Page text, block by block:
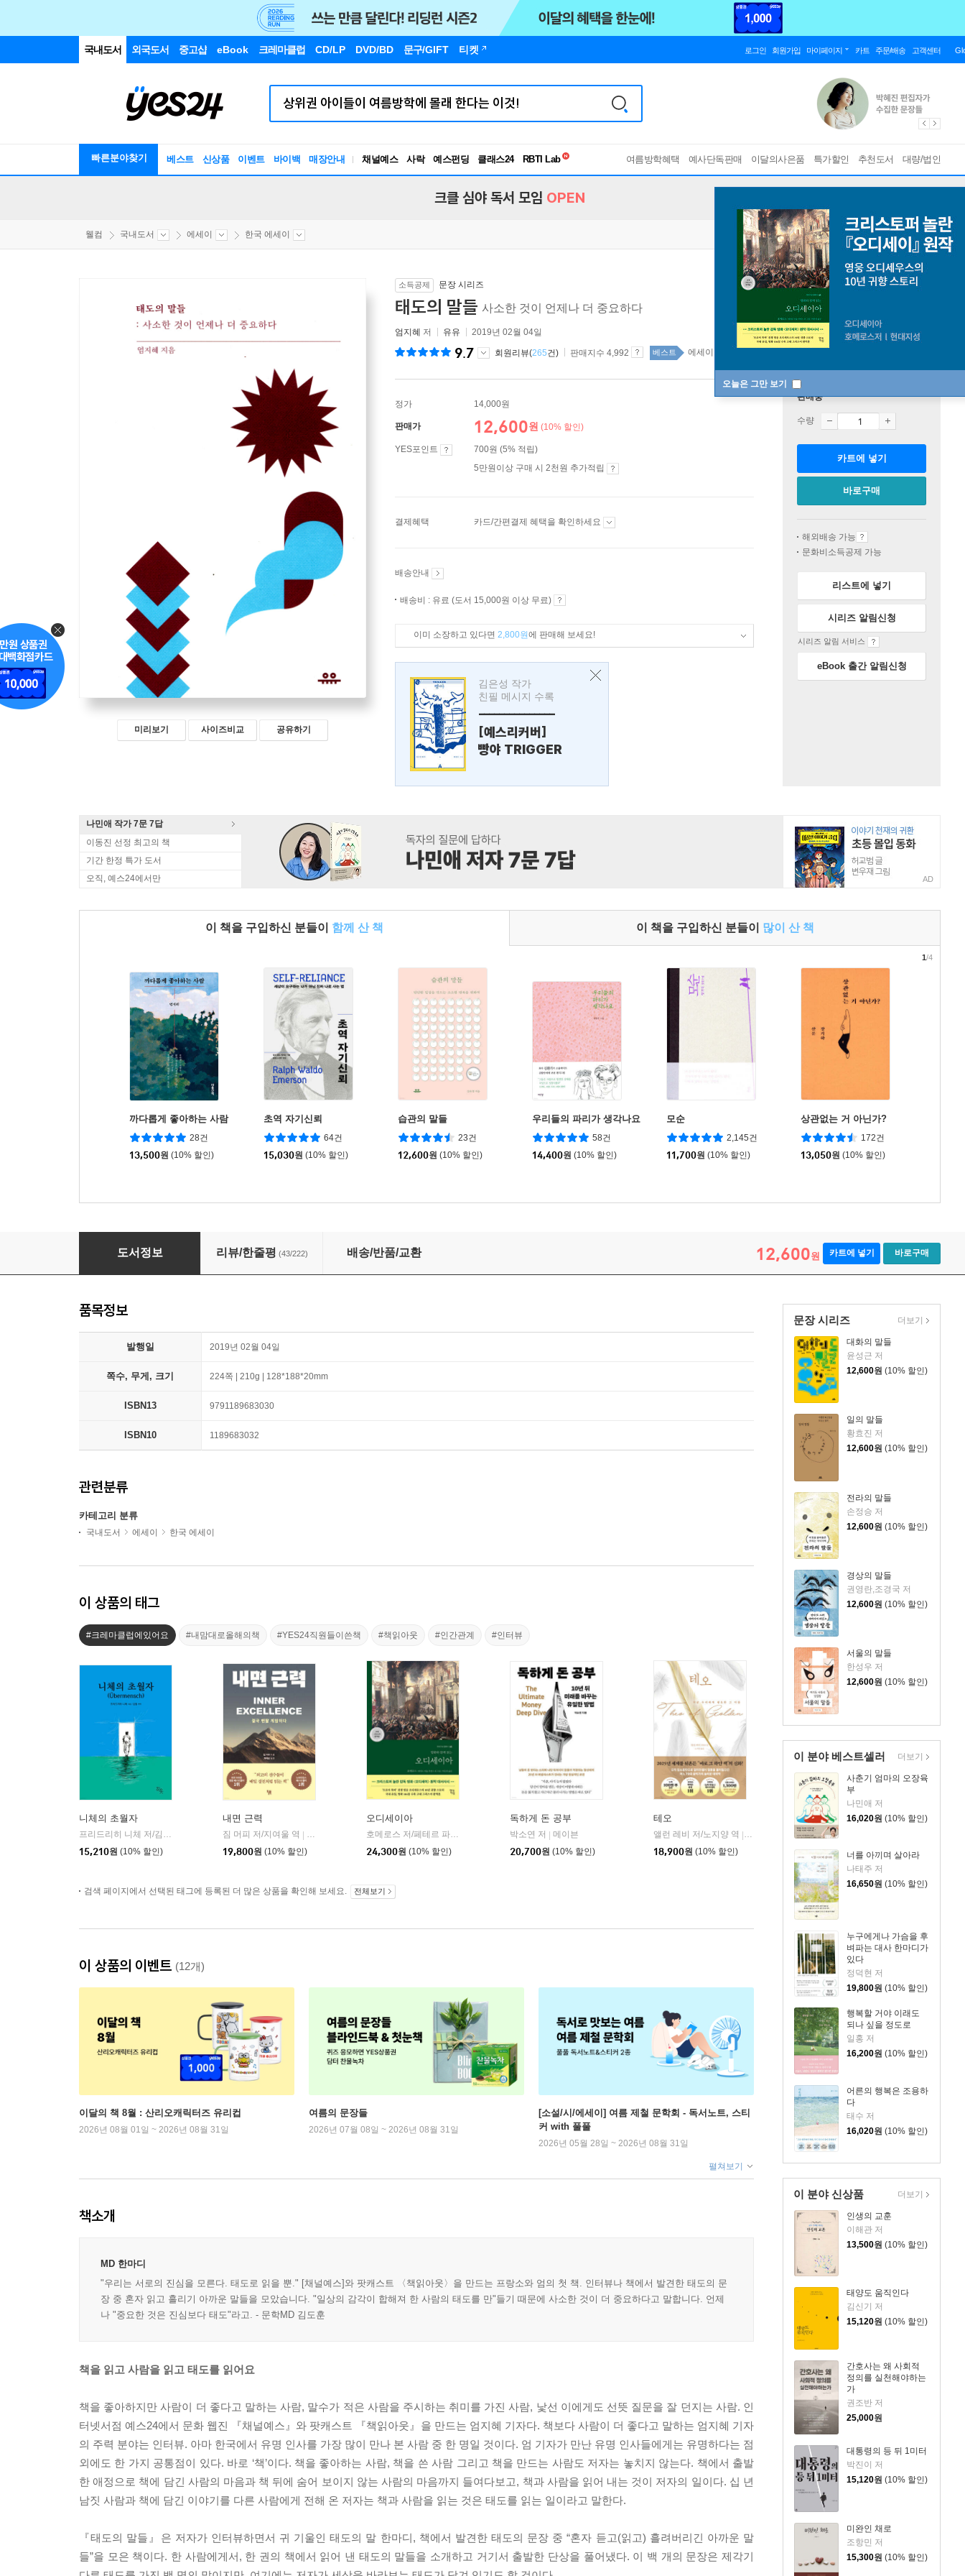
국내도서 외국도서 중고샵 eBook 크레마클럽 CD/LP DVD/BD 문구/GIFT 티켓 로그인 회원가입 마이페이지 카트 주문/배송 고객센터
빠른분야찾기 베스트 신상품 이벤트 바이백 매장안내 채널예스 사락 예스펀딩 클래스24
RBTI Lab
독서유형검사
여름방학혜택 예사단독판매 이달의사은품 특가할인 추천도서 대량/법인
오늘은 그만 보기
크클 심야 독서 모임 OPEN
웰컴 국내도서 에세이 한국 에세이
미리보기 사이즈비교 공유하기
소득공제 문장 시리즈
태도의 말들 사소한 것이 언제나 더 중요하다
엄지혜 저 유유 2019년 02월 04일
9.7 회원리뷰(265건) 판매지수 4,992 베스트 에세이 top100 44주
정가 14,000원
판매가 12,600원 (10% 할인)
YES포인트
700원 (5% 적립)
5만원이상 구매 시 2천원 추가적립
결제혜택 카드/간편결제 혜택을 확인하세요
배송안내
배송비 : 유료 (도서 15,000원 이상 무료)
이미 소장하고 있다면 2,800원에 판매해 보세요!
김은성 작가
친필 메시지 수록
---------------
[예스리커버]
빵야 TRIGGER
판매중
수량
카트에 넣기
바로구매
해외배송 가능
문화비소득공제 가능
리스트에 넣기
시리즈 알림신청
시리즈 알림 서비스
eBook 출간 알림신청
나민애 작가 7문 7답
이동진 선정 최고의 책
기간 한정 특가 도서
오직, 예스24에서만
AD
이 책을 구입하신 분들이 함께 산 책 이 책을 구입하신 분들이 많이 산 책
까다롭게 좋아하는 사람
28건
13,500원 (10% 할인)
초역 자기신뢰
64건
15,030원 (10% 할인)
습관의 말들
23건
12,600원 (10% 할인)
우리들의 파리가 생각나요
58건
14,400원 (10% 할인)
모순
2,145건
11,700원 (10% 할인)
상관없는 거 아닌가?
172건
13,050원 (10% 할인)
1/4
태도의 말들
도서정보 리뷰/한줄평 (43/222) 배송/반품/교환 12,600원 카트에 넣기 바로구매
문장 시리즈
대화의 말들
윤성근 저
12,600원 (10% 할인)
일의 말들
황효진 저
12,600원 (10% 할인)
전라의 말들
손정승 저
12,600원 (10% 할인)
경상의 말들
권영란,조경국 저
12,600원 (10% 할인)
서울의 말들
한성우 저
12,600원 (10% 할인)
더보기
이 분야 베스트셀러
사춘기 엄마의 오장육
부
나민애 저
16,020원 (10% 할인)
너를 아끼며 살아라
나태주 저
16,650원 (10% 할인)
누구에게나 가슴을 후
벼파는 대사 한마디가
있다
정덕현 저
19,800원 (10% 할인)
행복할 거야 이래도
되나 싶을 정도로
일홍 저
16,200원 (10% 할인)
어른의 행복은 조용하
다
태수 저
16,020원 (10% 할인)
더보기
이 분야 신상품
인생의 교훈
이해관 저
13,500원 (10% 할인)
태양도 움직인다
김신기 저
15,120원 (10% 할인)
간호사는 왜 사회적
정의를 실천해야하는
가
권조반 저
25,000원
대통령의 등 뒤 1미터
박진이 저
15,120원 (10% 할인)
미완인 채로
조항민 저
15,300원 (10% 할인)
더보기
품목정보
발행일 2019년 02월 04일
쪽수, 무게, 크기 224쪽 | 210g | 128*188*20mm
ISBN13 9791189683030
ISBN10 1189683032
관련분류
카테고리 분류
국내도서 에세이 한국 에세이
이 상품의 태그
#크레마클럽에있어요 #내맘대로올해의책 #YES24직원들이쓴책 #책읽아웃 #인간관계 #인터뷰
니체의 초월자
프리드리히 니체 저/김철 편역
15,210원 (10% 할인)
내면 근력
짐 머피 저/지여울 역
윌북(willbook)
19,800원 (10% 할인)
오디세이아
호메로스 저/페테르 파울 루벤스 그림/박문재 역
현대지성
24,300원 (10% 할인)
독하게 돈 공부
박소연 저
메이븐
20,700원 (10% 할인)
테오
앨런 레비 저/노지양 역
오팬하우스
18,900원 (10% 할인)
검색 페이지에서 선택된 태그에 등록된 더 많은 상품을 확인해 보세요. 전체보기
이 상품의 이벤트 (12개)
이달의 책 8월 : 산리오캐릭터즈 유리컵
2026년 08월 01일 ~ 2026년 08월 31일
여름의 문장들
2026년 07월 08일 ~ 2026년 08월 31일
[소설/시/에세이] 여름 제철 문학회 - 독서노트, 스티
커 with 풀풀
2026년 05월 28일 ~ 2026년 08월 31일
펼쳐보기
책소개
MD 한마디
"우리는 서로의 진심을 모른다. 태도로 읽을 뿐." [채널예스]와 팟캐스트 〈책읽아웃〉을 만드는 프랑소와 엄의 첫 책. 인터뷰나 책에서 발견한 태도의 문
장 중 혼자 읽고 흘리기 아까운 말들을 모았습니다. "일상의 감각이 합해져 한 사람의 태도를 만"들기 때문에 사소한 것이 더 중요하다고 말합니다. 언제
나 "중요한 것은 진심보다 태도"라고. - 문학MD 김도훈
책을 읽고 사람을 읽고 태도를 읽어요
책을 좋아하지만 사람이 더 좋다고 말하는 사람, 말수가 적은 사람을 주시하는 취미를 가진 사람, 낯선 이에게도 선뜻 질문을 잘 던지는 사람. 인
터넷서점 예스24에서 문화 웹진 『채널예스』와 팟캐스트 『책읽아웃』을 만드는 엄지혜 기자다. 책보다 사람이 더 좋다고 말하는 엄지혜 기자
의 주력 분야는 인터뷰. 아마 한국에서 유명 인사를 가장 많이 만나 본 사람 중 한 명일 것이다. 엄 기자가 만난 유명 인사들에게는 유명하다는 점
외에도 한 가지 공통점이 있다. 바로 ‘책’이다. 책을 좋아하는 사람, 책을 쓴 사람 그리고 책을 만드는 사람도 저자는 놓치지 않는다. 책에서 출발
한 애정으로 책에 담긴 사람의 마음과 책 뒤에 숨어 보이지 않는 사람의 마음까지 들여다보고, 책과 사람을 읽어 내는 것이 저자의 일이다. 십 년
남짓 사람과 책에 담긴 이야기를 다른 사람에게 전해 온 저자는 책과 사람을 읽는 것은 태도를 읽는 일이라고 말한다.
『태도의 말들』은 저자가 인터뷰하면서 귀 기울인 태도의 말 한마디, 책에서 발견한 태도의 문장 중 “혼자 듣고(읽고) 흘려버리긴 아까운 말
들”을 모은 책이다. 한 사람에게서, 한 권의 책에서 읽어 낸 태도의 말들을 소개하고 거기서 출발한 단상을 풀어냈다. 이 백 개의 문장은 제각기